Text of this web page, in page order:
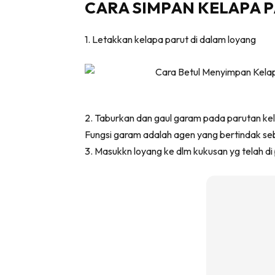
CARA SIMPAN KELAPA
1. Letakkan kelapa parut di dalam loyang
2. Taburkan dan gaul garam pada parutan
Fungsi garam adalah agen yang bertindak
3. Masukkn loyang ke dlm kukusan yg telah